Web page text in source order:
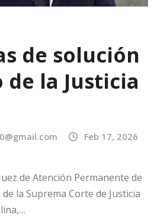
de solución
de la Justicia
Feb 17, 2026
de Atención Permanente de
la Suprema Corte de Justicia